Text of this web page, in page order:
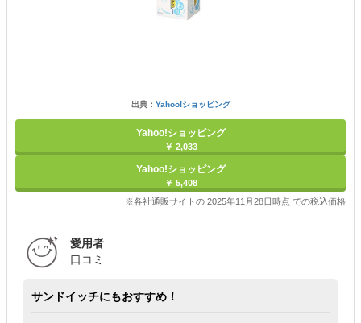
出典： Yahoo!ショッピング
Yahoo!ショッピング
￥ 2,033
Yahoo!ショッピング
￥ 5,408
※各社通販サイトの 2025年11月28日時点 での税込価格
愛用者
口コミ
サンドイッチにもおすすめ！